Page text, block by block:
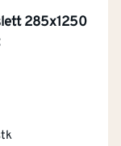
285x1250